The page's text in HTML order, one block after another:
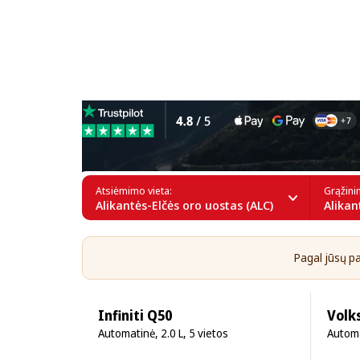
Atsiėmimo vieta:
Alikantės-Elčės oro uostas (ALC)
Pagal jūsų
Infiniti Q50
Automatinė, 2.0 L, 5 vietos